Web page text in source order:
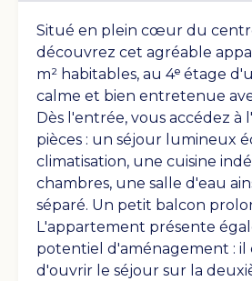
Situé en plein cœur du
découvrez cet agréable
m² habitables, au 4ᵉ étage
calme et bien entretenue
Dès l'entrée, vous accédez à
pièces : un séjour lumineux
climatisation, une cuisine
chambres, une salle d'eau
séparé. Un petit balcon
L'appartement présente
potentiel d'aménagement : il
d'ouvrir le séjour sur la
Voir les